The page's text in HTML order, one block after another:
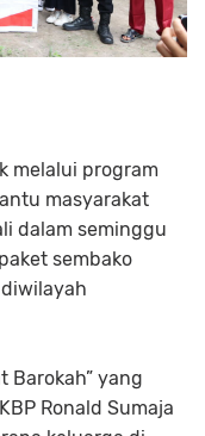
melalui program
masyarakat
dalam seminggu
sembako
Barokah” yang
Ronald Sumaja